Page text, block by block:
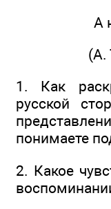
А
(А.
1. Как
русской
понимаете
2. Какое